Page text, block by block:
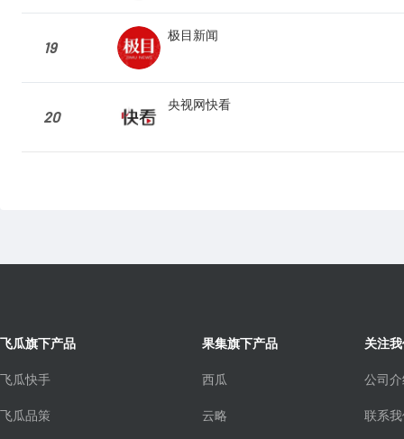
19
极目新闻
20
央视网快看
飞瓜旗下产品
飞瓜快手
飞瓜品策
果集旗下产品
西瓜
云略
关注
公司
联系